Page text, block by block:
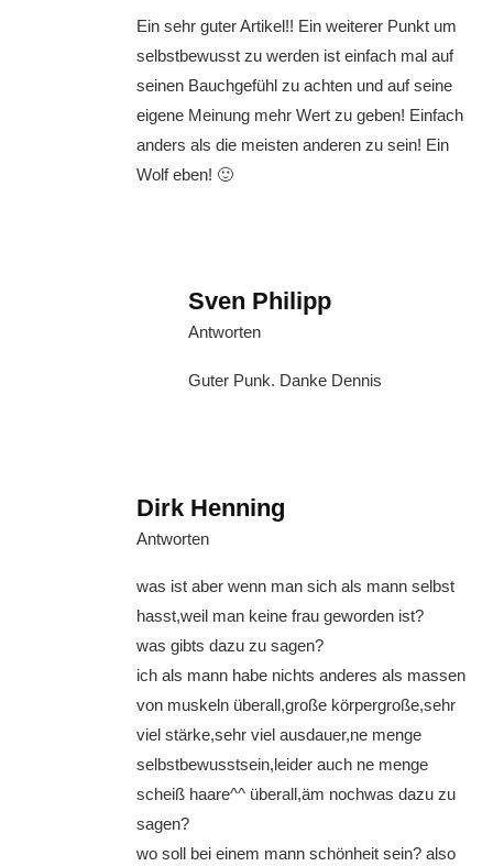
Ein sehr guter Artikel!! Ein weiterer Punkt um
selbstbewusst zu werden ist einfach mal auf
seinen Bauchgefühl zu achten und auf seine
eigene Meinung mehr Wert zu geben! Einfach
anders als die meisten anderen zu sein! Ein
Wolf eben! 🙂
Sven Philipp
Antworten
Guter Punk. Danke Dennis
Dirk Henning
Antworten
was ist aber wenn man sich als mann selbst
hasst,weil man keine frau geworden ist?
was gibts dazu zu sagen?
ich als mann habe nichts anderes als massen
von muskeln überall,große körpergroße,sehr
viel stärke,sehr viel ausdauer,ne menge
selbstbewusstsein,leider auch ne menge
scheiß haare^^ überall,äm nochwas dazu zu
sagen?
wo soll bei einem mann schönheit sein? also